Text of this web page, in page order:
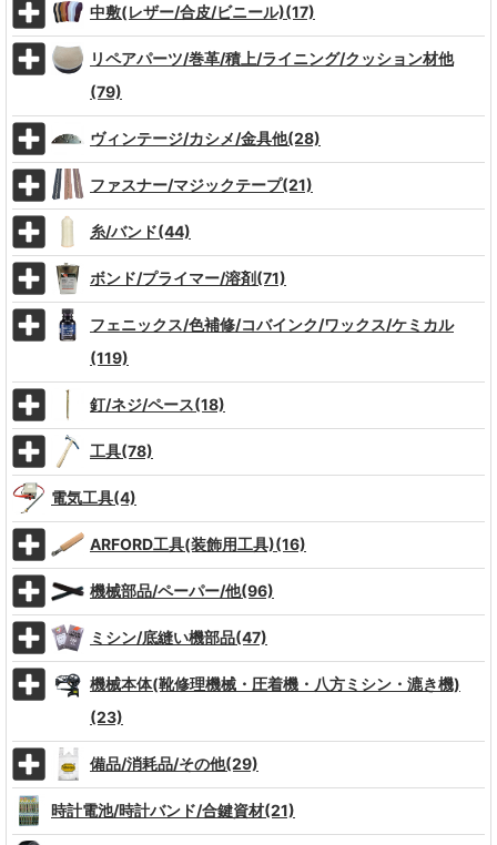
中敷(レザー/合皮/ビニール)(17)
リペアパーツ/巻革/積上/ライニング/クッション材他
(79)
ヴィンテージ/カシメ/金具他(28)
ファスナー/マジックテープ(21)
糸/バンド(44)
ボンド/プライマー/溶剤(71)
フェニックス/色補修/コバインク/ワックス/ケミカル
(119)
釘/ネジ/ペース(18)
工具(78)
電気工具(4)
ARFORD工具(装飾用工具)(16)
機械部品/ペーパー/他(96)
ミシン/底縫い機部品(47)
機械本体(靴修理機械・圧着機・八方ミシン・漉き機)
(23)
備品/消耗品/その他(29)
時計電池/時計バンド/合鍵資材(21)